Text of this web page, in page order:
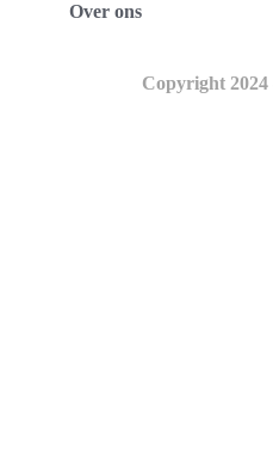
Over ons
Copyright